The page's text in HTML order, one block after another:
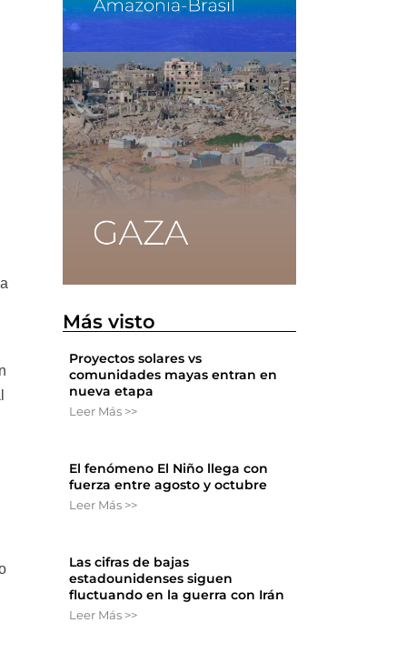
Más visto
Proyectos solares vs
comunidades mayas entran en
nueva etapa
Leer Más >>
El fenómeno El Niño llega con
fuerza entre agosto y octubre
Leer Más >>
Las cifras de bajas
estadounidenses siguen
fluctuando en la guerra con Irán
Leer Más >>